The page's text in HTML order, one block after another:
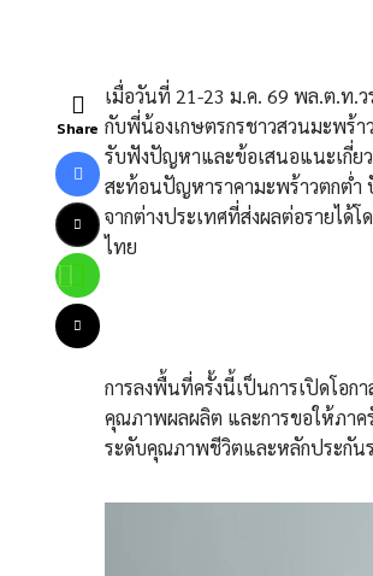
Share
เมื่อวันที่ 21-23 ม.ค. 69 พล.ต.ท.
กับพี่น้องเกษตรกรชาวสวนมะพร้
รับฟังปัญหาและข้อเสนอแนะเกี่ย
สะท้อนปัญหาราคามะพร้าวตกต่ำ
จากต่างประเทศที่ส่งผลต่อรายได้
ไทย
การลงพื้นที่ครั้งนี้เป็นการเปิดโอก
คุณภาพผลผลิต และการขอให้ภาค
ระดับคุณภาพชีวิตและหลักประกัน